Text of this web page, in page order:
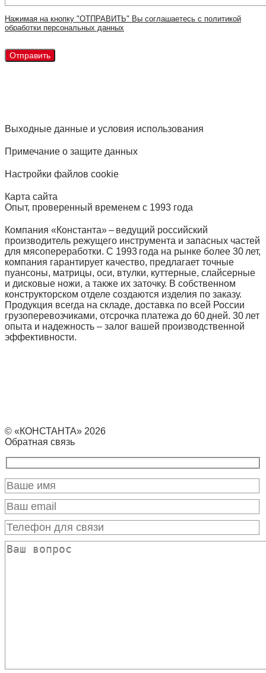
Нажимая на кнопку "ОТПРАВИТЬ" Вы соглашаетесь с политикой
обработки персональных данных
Выходные данные и условия использования
Примечание о защите данных
Настройки файлов cookie
Карта сайта
Опыт, проверенный временем с 1993 года
Компания «Константа» – ведущий российский
производитель режущего инструмента и запасных частей
для мясопереработки. С 1993 года на рынке более 30 лет,
компания гарантирует качество, предлагает точные
пуансоны, матрицы, оси, втулки, куттерные, слайсерные
и дисковые ножи, а также их заточку. В собственном
конструкторском отделе создаются изделия по заказу.
Продукция всегда на складе, доставка по всей России
грузоперевозчиками, отсрочка платежа до 60 дней. 30 лет
опыта и надежность – залог вашей производственной
эффективности.
© «КОНСТАНТА» 2026
Обратная связь